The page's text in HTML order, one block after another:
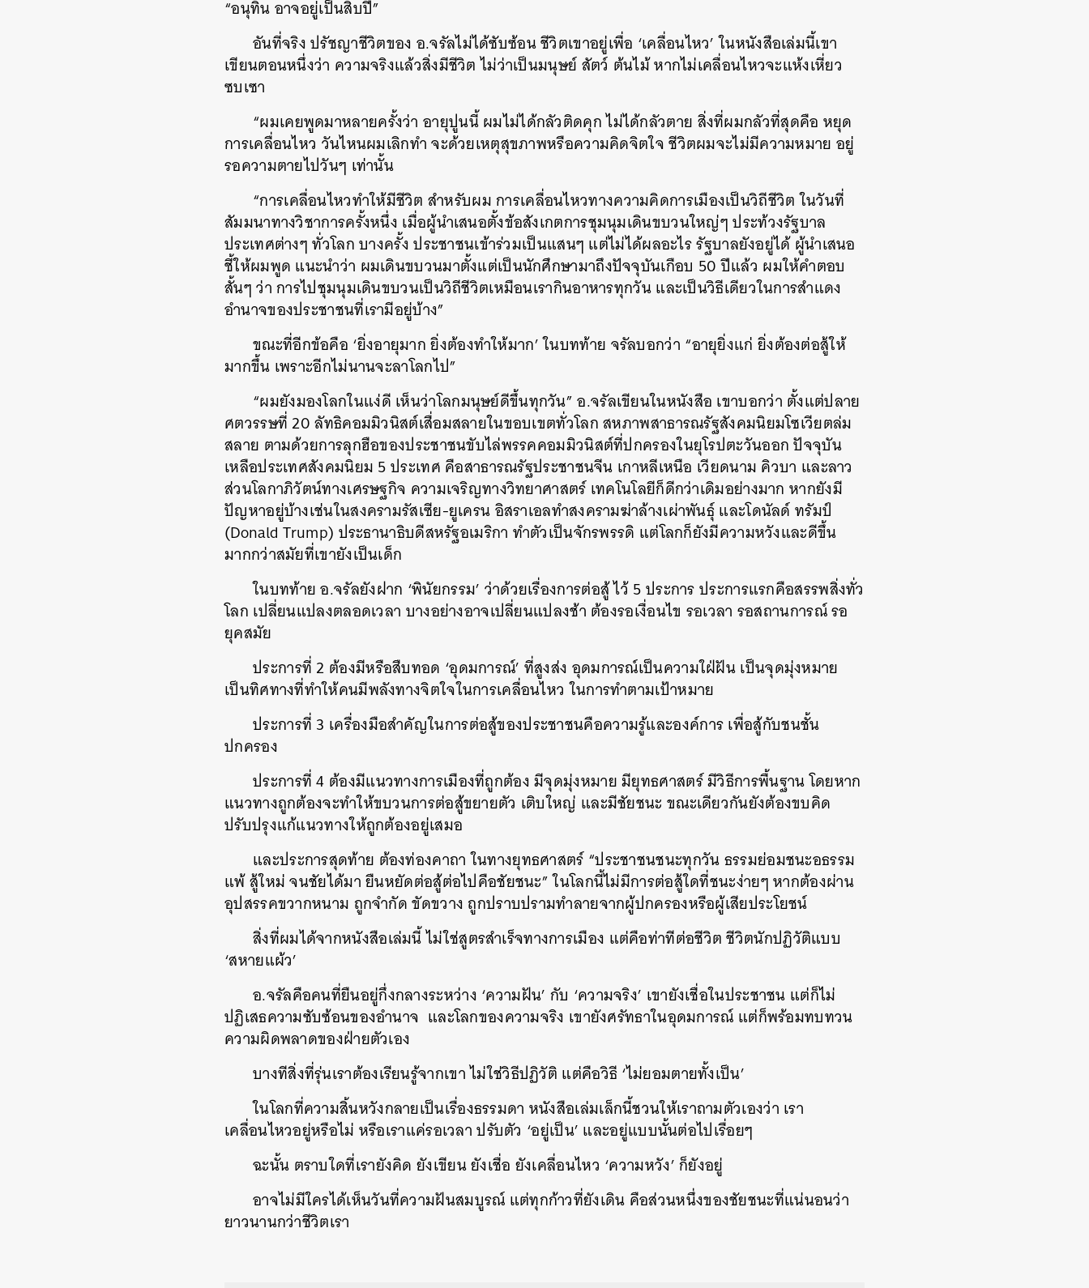
“อนุทิน อาจอยู่เป็นสิบปี”
อันที่จริง ปรัชญาชีวิตของ อ.จรัลไม่ได้ซับซ้อน ชีวิตเขาอยู่เพื่อ ‘เคลื่อนไหว’ ในหนังสือเล่มนี้เขา
เขียนตอนหนึ่งว่า ความจริงแล้วสิ่งมีชีวิต ไม่ว่าเป็นมนุษย์ สัตว์ ต้นไม้ หากไม่เคลื่อนไหวจะแห้งเหี่ยว
ซบเซา
“ผมเคยพูดมาหลายครั้งว่า อายุปูนนี้ ผมไม่ได้กลัวติดคุก ไม่ได้กลัวตาย สิ่งที่ผมกลัวที่สุดคือ หยุด
การเคลื่อนไหว วันไหนผมเลิกทำ จะด้วยเหตุสุขภาพหรือความคิดจิตใจ ชีวิตผมจะไม่มีความหมาย อยู่
รอความตายไปวันๆ เท่านั้น
“การเคลื่อนไหวทำให้มีชีวิต สำหรับผม การเคลื่อนไหวทางความคิดการเมืองเป็นวิถีชีวิต ในวันที่
สัมมนาทางวิชาการครั้งหนึ่ง เมื่อผู้นำเสนอตั้งข้อสังเกตการชุมนุมเดินขบวนใหญ่ๆ ประท้วงรัฐบาล
ประเทศต่างๆ ทั่วโลก บางครั้ง ประชาชนเข้าร่วมเป็นแสนๆ แต่ไม่ได้ผลอะไร รัฐบาลยังอยู่ได้ ผู้นำเสนอ
ชี้ให้ผมพูด แนะนำว่า ผมเดินขบวนมาตั้งแต่เป็นนักศึกษามาถึงปัจจุบันเกือบ 50 ปีแล้ว ผมให้คำตอบ
สั้นๆ ว่า การไปชุมนุมเดินขบวนเป็นวิถีชีวิตเหมือนเรากินอาหารทุกวัน และเป็นวิธีเดียวในการสำแดง
อำนาจของประชาชนที่เรามีอยู่บ้าง”
ขณะที่อีกข้อคือ ‘ยิ่งอายุมาก ยิ่งต้องทำให้มาก’ ในบทท้าย จรัลบอกว่า “อายุยิ่งแก่ ยิ่งต้องต่อสู้ให้
มากขึ้น เพราะอีกไม่นานจะลาโลกไป”
“ผมยังมองโลกในแง่ดี เห็นว่าโลกมนุษย์ดีขึ้นทุกวัน” อ.จรัลเขียนในหนังสือ เขาบอกว่า ตั้งแต่ปลาย
ศตวรรษที่ 20 ลัทธิคอมมิวนิสต์เสื่อมสลายในขอบเขตทั่วโลก สหภาพสาธารณรัฐสังคมนิยมโซเวียตล่ม
สลาย ตามด้วยการลุกฮือของประชาชนขับไล่พรรคคอมมิวนิสต์ที่ปกครองในยุโรปตะวันออก ปัจจุบัน
เหลือประเทศสังคมนิยม 5 ประเทศ คือสาธารณรัฐประชาชนจีน เกาหลีเหนือ เวียดนาม คิวบา และลาว
ส่วนโลกาภิวัตน์ทางเศรษฐกิจ ความเจริญทางวิทยาศาสตร์ เทคโนโลยีก็ดีกว่าเดิมอย่างมาก หากยังมี
ปัญหาอยู่บ้างเช่นในสงครามรัสเซีย-ยูเครน อิสราเอลทำสงครามฆ่าล้างเผ่าพันธุ์ และโดนัลด์ ทรัมป์
(Donald Trump) ประธานาธิบดีสหรัฐอเมริกา ทำตัวเป็นจักรพรรดิ แต่โลกก็ยังมีความหวังและดีขึ้น
มากกว่าสมัยที่เขายังเป็นเด็ก
ในบทท้าย อ.จรัลยังฝาก ‘พินัยกรรม’ ว่าด้วยเรื่องการต่อสู้ ไว้ 5 ประการ ประการแรกคือสรรพสิ่งทั่ว
โลก เปลี่ยนแปลงตลอดเวลา บางอย่างอาจเปลี่ยนแปลงช้า ต้องรอเงื่อนไข รอเวลา รอสถานการณ์ รอ
ยุคสมัย
ประการที่ 2 ต้องมีหรือสืบทอด ‘อุดมการณ์’ ที่สูงส่ง อุดมการณ์เป็นความใฝ่ฝัน เป็นจุดมุ่งหมาย
เป็นทิศทางที่ทำให้คนมีพลังทางจิตใจในการเคลื่อนไหว ในการทำตามเป้าหมาย
ประการที่ 3 เครื่องมือสำคัญในการต่อสู้ของประชาชนคือความรู้และองค์การ เพื่อสู้กับชนชั้น
ปกครอง
ประการที่ 4 ต้องมีแนวทางการเมืองที่ถูกต้อง มีจุดมุ่งหมาย มียุทธศาสตร์ มีวิธีการพื้นฐาน โดยหาก
แนวทางถูกต้องจะทำให้ขบวนการต่อสู้ขยายตัว เติบใหญ่ และมีชัยชนะ ขณะเดียวกันยังต้องขบคิด
ปรับปรุงแก้แนวทางให้ถูกต้องอยู่เสมอ
และประการสุดท้าย ต้องท่องคาถา ในทางยุทธศาสตร์ “ประชาชนชนะทุกวัน ธรรมย่อมชนะอธรรม
แพ้ สู้ใหม่ จนชัยได้มา ยืนหยัดต่อสู้ต่อไปคือชัยชนะ” ในโลกนี้ไม่มีการต่อสู้ใดที่ชนะง่ายๆ หากต้องผ่าน
อุปสรรคขวากหนาม ถูกจำกัด ขัดขวาง ถูกปราบปรามทำลายจากผู้ปกครองหรือผู้เสียประโยชน์
สิ่งที่ผมได้จากหนังสือเล่มนี้ ไม่ใช่สูตรสำเร็จทางการเมือง แต่คือท่าทีต่อชีวิต ชีวิตนักปฏิวัติแบบ
‘สหายแผ้ว’
อ.จรัลคือคนที่ยืนอยู่กึ่งกลางระหว่าง ‘ความฝัน’ กับ ‘ความจริง’ เขายังเชื่อในประชาชน แต่ก็ไม่
ปฏิเสธความซับซ้อนของอำนาจ และโลกของความจริง เขายังศรัทธาในอุดมการณ์ แต่ก็พร้อมทบทวน
ความผิดพลาดของฝ่ายตัวเอง
บางทีสิ่งที่รุ่นเราต้องเรียนรู้จากเขา ไม่ใช่วิธีปฏิวัติ แต่คือวิธี ‘ไม่ยอมตายทั้งเป็น’
ในโลกที่ความสิ้นหวังกลายเป็นเรื่องธรรมดา หนังสือเล่มเล็กนี้ชวนให้เราถามตัวเองว่า เรา
เคลื่อนไหวอยู่หรือไม่ หรือเราแค่รอเวลา ปรับตัว ‘อยู่เป็น’ และอยู่แบบนั้นต่อไปเรื่อยๆ
ฉะนั้น ตราบใดที่เรายังคิด ยังเขียน ยังเชื่อ ยังเคลื่อนไหว ‘ความหวัง’ ก็ยังอยู่
อาจไม่มีใครได้เห็นวันที่ความฝันสมบูรณ์ แต่ทุกก้าวที่ยังเดิน คือส่วนหนึ่งของชัยชนะที่แน่นอนว่า
ยาวนานกว่าชีวิตเรา
ค้นหา
SHARE TWEET LINE EMAIL